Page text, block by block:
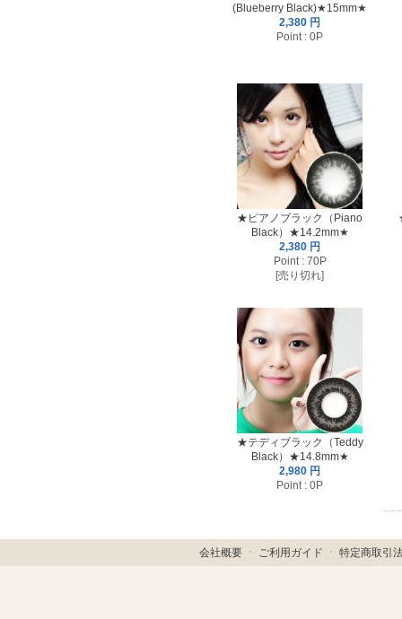
(Blueberry Black)★15mm★
2,380 円
Point : 0P
★ピアノブラック（Piano
Black）★14.2mm★
2,380 円
Point : 70P
[売り切れ]
★テディブラック（Teddy
Black）★14.8mm★
2,980 円
Point : 0P
会社概要ㆍ ご利用ガイド ㆍ 特定商取引